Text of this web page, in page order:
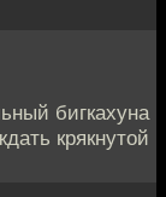
бигкахуна
крякнутой